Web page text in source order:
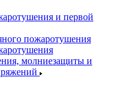
и первой
пожаротушения
молниезащиты и